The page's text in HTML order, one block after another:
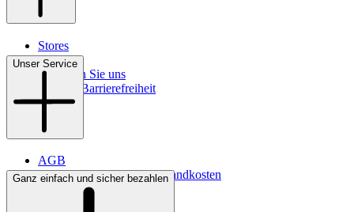
Stores
Kontakt
So finden Sie uns
Digitale Barrierefreiheit
Unser Service
AGB
Lieferbedingungen & Versandkosten
Bezahlung
Ganz einfach und sicher bezahlen